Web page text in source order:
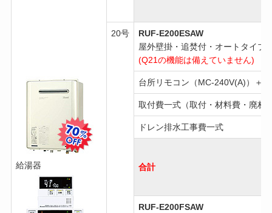
給湯器
20号
RUF-E200ESAW
屋外壁掛・追焚付・オートタイプ
(Q21の機能は備えていません)
台所リモコン（MC-240V(A)）＋
取付費一式（取付・材料費・廃材
ドレン排水工事費一式
合計
RUF-E200FSAW